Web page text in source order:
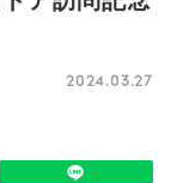
2024.03.27